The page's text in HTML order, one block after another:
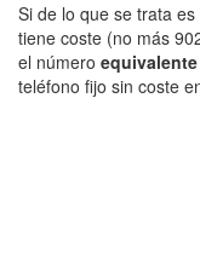
Si de lo que se trata
tiene coste (no más
el número
teléfono fijo sin coste